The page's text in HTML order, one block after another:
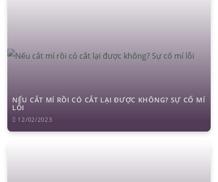
NẾU CẮT MÍ RỒI CÓ CẮT LẠI ĐƯỢC KHÔNG? SỰ CỐ MÍ
LỖI
12/02/2023